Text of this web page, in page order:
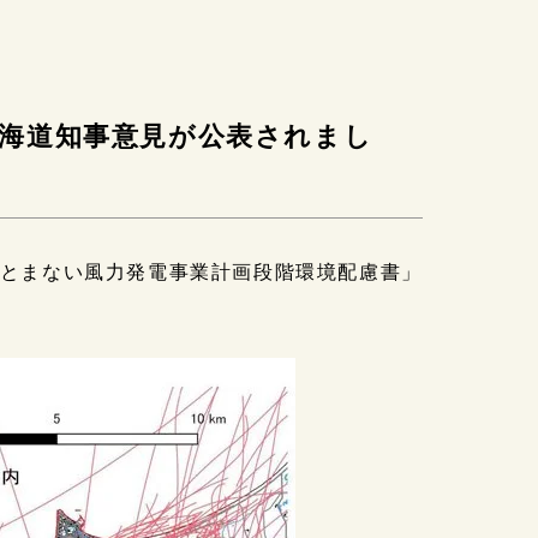
道知事意見が公表されまし
ない風力発電事業計画段階環境配慮書」